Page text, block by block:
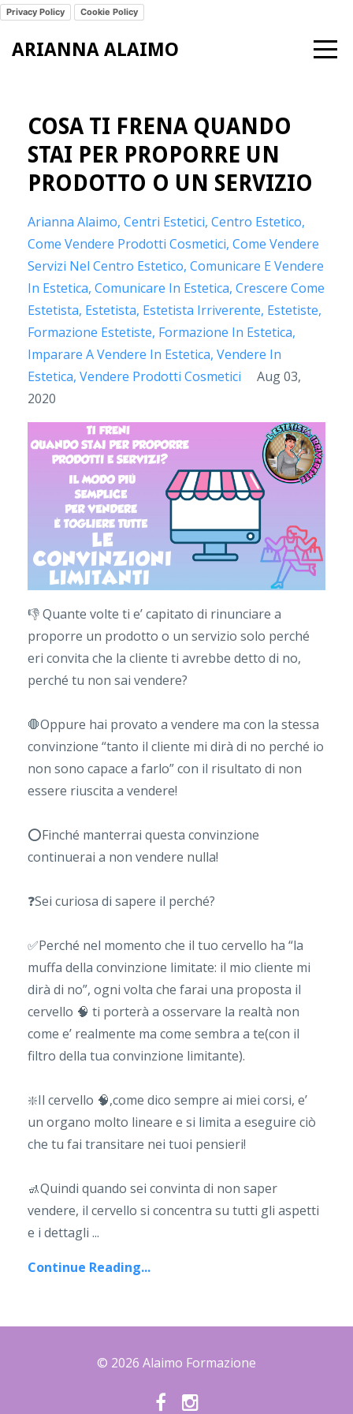
Privacy Policy Cookie Policy
ARIANNA ALAIMO
COSA TI FRENA QUANDO
STAI PER PROPORRE UN
PRODOTTO O UN SERVIZIO
Arianna Alaimo Centri Estetici Centro Estetico
Come Vendere Prodotti Cosmetici Come Vendere
Servizi Nel Centro Estetico Comunicare E Vendere
In Estetica Comunicare In Estetica Crescere Come
Estetista Estetista Estetista Irriverente Estetiste
Formazione Estetiste Formazione In Estetica
Imparare A Vendere In Estetica Vendere In
Estetica Vendere Prodotti Cosmetici
Aug 03,
2020
👎Quante volte ti e’ capitato di rinunciare a
proporre un prodotto o un servizio solo perché
eri convita che la cliente ti avrebbe detto di no,
perché tu non sai vendere?
🛑Oppure hai provato a vendere ma con la stessa
convinzione “tanto il cliente mi dirà di no perché io
non sono capace a farlo” con il risultato di non
essere riuscita a vendere!
⭕️Finché manterrai questa convinzione
continuerai a non vendere nulla!
❓Sei curiosa di sapere il perché?
✅Perché nel momento che il tuo cervello ha “la
muffa della convinzione limitate: il mio cliente mi
dirà di no”, ogni volta che farai una proposta il
cervello 🧠 ti porterà a osservare la realtà non
come e’ realmente ma come sembra a te(con il
filtro della tua convinzione limitante).
❇️Il cervello 🧠,come dico sempre ai miei corsi, e’
un organo molto lineare e si limita a eseguire ciò
che tu fai transitare nei tuoi pensieri!
🚮Quindi quando sei convinta di non saper
vendere, il cervello si concentra su tutti gli aspetti
e i dettagli ...
Continue Reading...
© 2026 Alaimo Formazione